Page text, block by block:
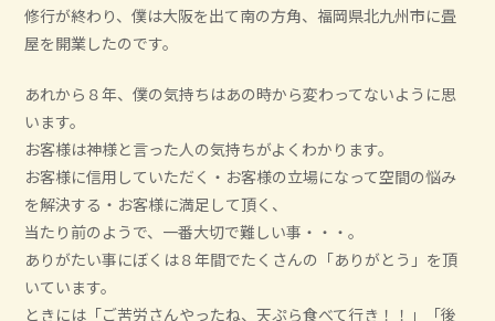
修行が終わり、僕は大阪を出て南の方角、福岡県北九州市に畳
屋を開業したのです。
あれから８年、僕の気持ちはあの時から変わってないように思
います。
お客様は神様と言った人の気持ちがよくわかります。
お客様に信用していただく・お客様の立場になって空間の悩み
を解決する・お客様に満足して頂く、
当たり前のようで、一番大切で難しい事・・・。
ありがたい事にぼくは８年間でたくさんの「ありがとう」を頂
いています。
ときには「ご苦労さんやったね、天ぷら食べて行き！！」「後